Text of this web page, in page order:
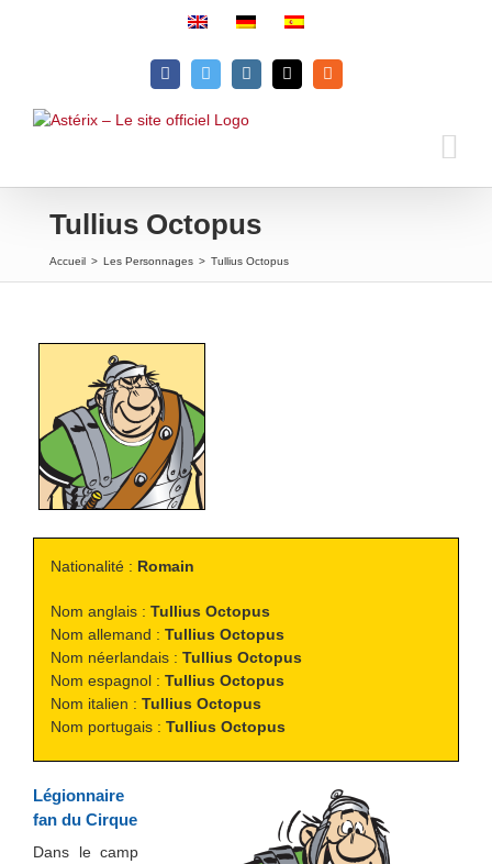
FacebookTwitterInstagramEmailRss
Tullius Octopus
Accueil > Les Personnages > Tullius Octopus
Nationalité : Romain
Nom anglais : Tullius Octopus
Nom allemand : Tullius Octopus
Nom néerlandais : Tullius Octopus
Nom espagnol : Tullius Octopus
Nom italien : Tullius Octopus
Nom portugais : Tullius Octopus
Légionnaire
fan du Cirque
Dans le camp